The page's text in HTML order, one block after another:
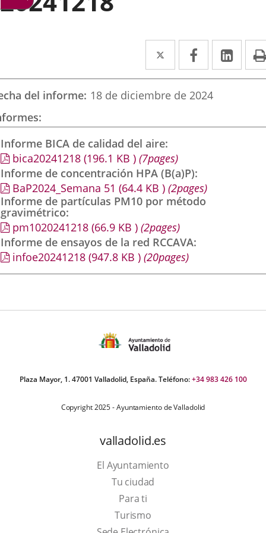
Twitter
Enlace
a
una
externa.
Facebook
Enlace
a
una
externa.
a
del informe 18 de diciembre de 2024
Informe BICA de calidad del aire
bica20241218 (196.1 KB ) (7pages)
Informe de concentración HPA (B(a)P)
BaP2024_Semana 51 (64.4 KB ) (2pages)
Informe de partículas PM10 por método
gravimétrico
pm1020241218 (66.9 KB ) (2pages)
Informe de ensayos de la red RCCAVA
infoe20241218 (947.8 KB ) (20pages)
Plaza Mayor, 1. 47001 Valladolid, España. Teléfono:+34 983 426 100
Copyright 2025 - Ayuntamiento de Valladolid
valladolid.es
El Ayuntamiento
Tu ciudad
Para ti
TurismoEste